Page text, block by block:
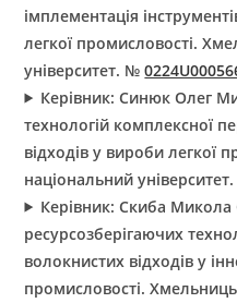
імплементація
легкої промисловості.
університет. №
Керівник: Синюк Олег
технологій комплексної
відходів у вироби легкої
національний
Керівник: Скиба
ресурсозберігаючих
волокнистих відходів у
промисловості.